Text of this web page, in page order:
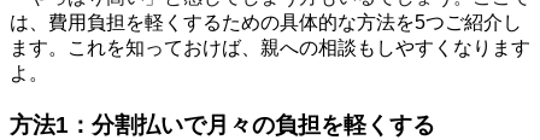
は、費用負担を軽くするための具体的な方法を5つご紹介し
ます。これを知っておけば、親への相談もしやすくなります
よ。
方法1：分割払いで月々の負担を軽くする